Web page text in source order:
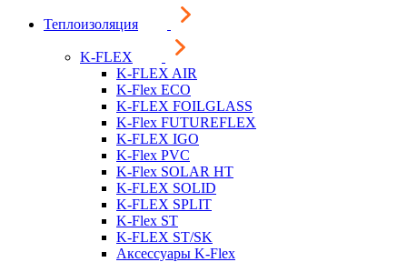
Теплоизоляция
K-FLEX
K-FLEX AIR
K-Flex ECO
K-FLEX FOILGLASS
K-Flex FUTUREFLEX
K-FLEX IGO
K-Flex PVC
K-Flex SOLAR HT
K-FLEX SOLID
K-FLEX SPLIT
K-Flex ST
K-FLEX ST/SK
Аксессуары K-Flex